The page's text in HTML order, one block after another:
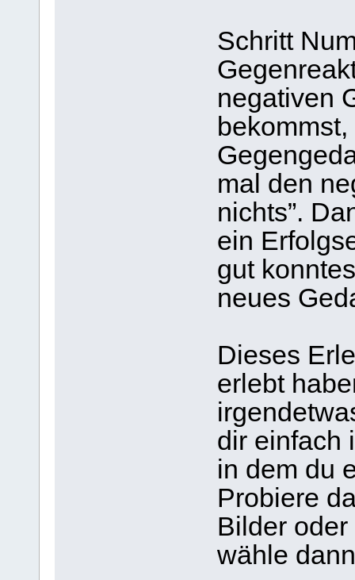
Schritt
negativen
mal den
nichts”.
ein
gut
neues
Dieses
erlebt
dir einfach
in dem du
Probiere
Bilder
wähle